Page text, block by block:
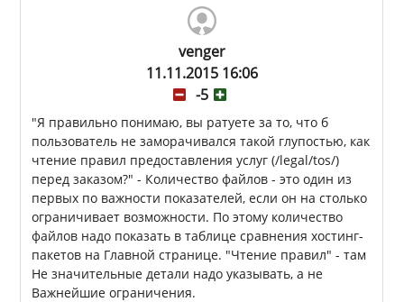
venger
11.11.2015 16:06
-5
"Я правильно понимаю, вы ратуете за то, что б
пользователь не заморачивался такой глупостью, как
чтение правил предоставления услуг (/legal/tos/)
перед заказом?" - Количество файлов - это один из
первых по важности показателей, если он на столько
ограничивает возможности. По этому количество
файлов надо показать в таблице сравнения хостинг-
пакетов на Главной странице. "Чтение правил" - там
Не значительные детали надо указывать, а не
Важнейшие ограничения.